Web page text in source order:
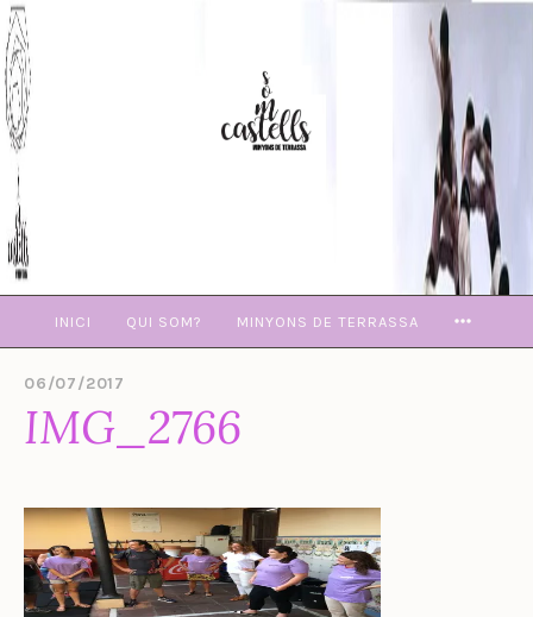
Skip
to
content
INICI QUI SOM? MINYONS DE TERRASSA
06/07/2017
U
Ñ
O
Z
IMG_2766